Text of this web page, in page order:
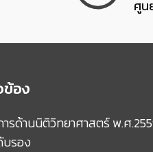
ศูน
อง
ารด้านนิติวิทยาศาสตร์ พ.ศ
บรอง